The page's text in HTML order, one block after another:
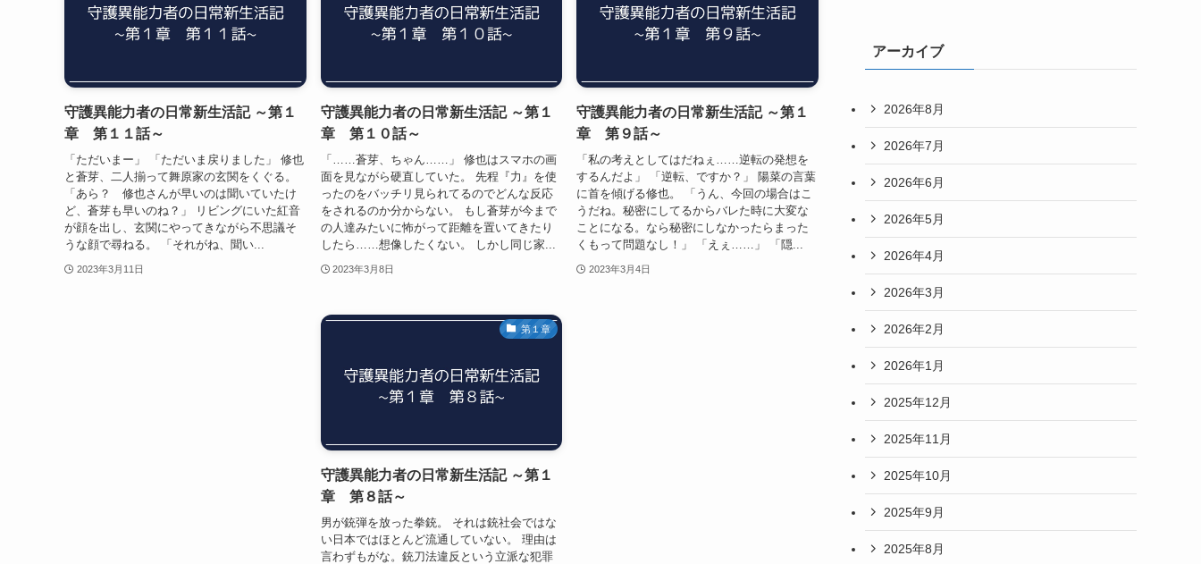
守護異能力者の日常新生活記 ～第１
章 第１１話～
「ただいまー」 「ただいま戻りました」 修也
と蒼芽、二人揃って舞原家の玄関をくぐる。
「あら？ 修也さんが早いのは聞いていたけ
ど、蒼芽も早いのね？」 リビングにいた紅音
が顔を出し、玄関にやってきながら不思議そ
うな顔で尋ねる。 「それがね、聞い...
2023年3月11日
守護異能力者の日常新生活記 ～第１
章 第１０話～
「……蒼芽、ちゃん……」 修也はスマホの画
面を見ながら硬直していた。 先程『力』を使
ったのをバッチリ見られてるのでどんな反応
をされるのか分からない。 もし蒼芽が今まで
の人達みたいに怖がって距離を置いてきたり
したら……想像したくない。 しかし同じ家...
2023年3月8日
守護異能力者の日常新生活記 ～第１
章 第９話～
「私の考えとしてはだねぇ……逆転の発想を
するんだよ」 「逆転、ですか？」 陽菜の言葉
に首を傾げる修也。 「うん、今回の場合はこ
うだね。秘密にしてるからバレた時に大変な
ことになる。なら秘密にしなかったらまった
くもって問題なし！」 「えぇ……」 「隠...
2023年3月4日
第１章
守護異能力者の日常新生活記 ～第１
章 第８話～
男が銃弾を放った拳銃。 それは銃社会ではな
い日本ではほとんど流通していない。 理由は
言わずもがな。銃刀法違反という立派な犯罪
アーカイブ
2026年8月
2026年7月
2026年6月
2026年5月
2026年4月
2026年3月
2026年2月
2026年1月
2025年12月
2025年11月
2025年10月
2025年9月
2025年8月